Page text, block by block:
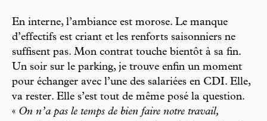
En interne, l’ambiance est morose. Le manque
d’effectifs est criant et les renforts saisonniers ne
suffisent pas. Mon contrat touche bientôt à sa fin.
Un soir sur le parking, je trouve enfin un moment
pour échanger avec l’une des salariées en CDI. Elle,
va rester. Elle s’est tout de même posé la question.
« On n’a pas le temps de bien faire notre travail,